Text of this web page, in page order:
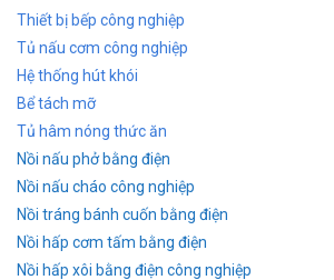
Thiết bị bếp công nghiệp
Tủ nấu cơm công nghiệp
Hệ thống hút khói
Bể tách mỡ
Tủ hâm nóng thức ăn
Nồi nấu phở bằng điện
Nồi nấu cháo công nghiệp
Nồi tráng bánh cuốn bằng điện
Nồi hấp cơm tấm bằng điện
Nồi hấp xôi bằng điện công nghiệp